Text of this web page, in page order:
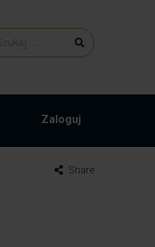
Zaloguj
Share